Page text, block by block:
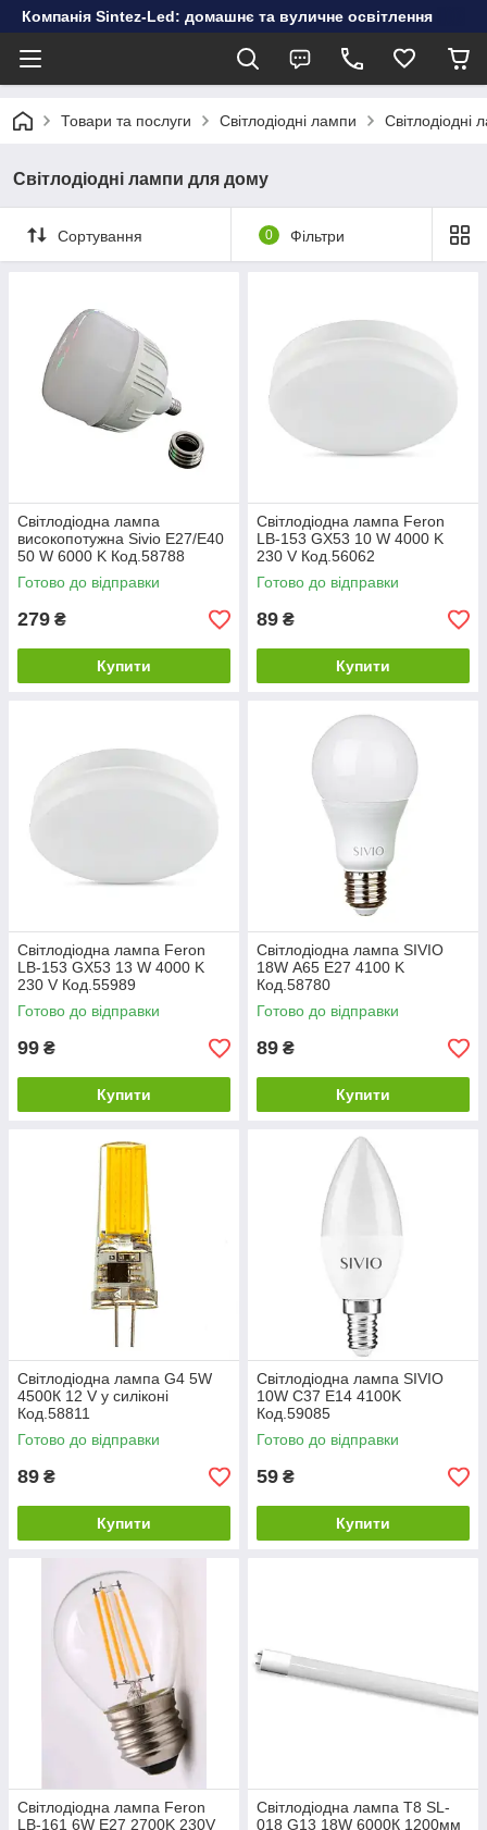
Компанія Sintez-Led: домашнє та вуличне освітлення
Товари та послуги Світлодіодні лампи
Світлодіодні лампи для дому
Сортування 0 Фільтри
Світлодіодна лампа
високопотужна Sivio E27/E40
50 W 6000 K Код.58788
Готово до відправки
279 ₴
Купити
Світлодіодна лампа Feron
LB-153 GX53 10 W 4000 K
230 V Код.56062
Готово до відправки
89 ₴
Купити
Світлодіодна лампа Feron
LB-153 GX53 13 W 4000 K
230 V Код.55989
Готово до відправки
99 ₴
Купити
Світлодіодна лампа SIVIO
18W А65 E27 4100 K
Код.58780
Готово до відправки
89 ₴
Купити
Світлодіодна лампа G4 5W
4500К 12 V у силіконі
Код.58811
Готово до відправки
89 ₴
Купити
Світлодіодна лампа SIVIO
10W С37 E14 4100K
Код.59085
Готово до відправки
59 ₴
Купити
Світлодіодна лампа Feron
LB-161 6W E27 2700K 230V
Світлодіодна лампа T8 SL-
018 G13 18W 6000К 1200мм